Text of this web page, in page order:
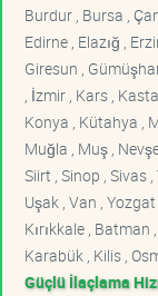
Burdur , Bursa ,
Edirne , Elazığ ,
Giresun ,
, İzmir , Kars ,
Konya , Kütahya ,
Muğla , Muş ,
Siirt , Sinop , Sivas
Uşak , Van ,
Kırıkkale , Batman
Karabük , Kilis ,
Güçlü İlaçlama